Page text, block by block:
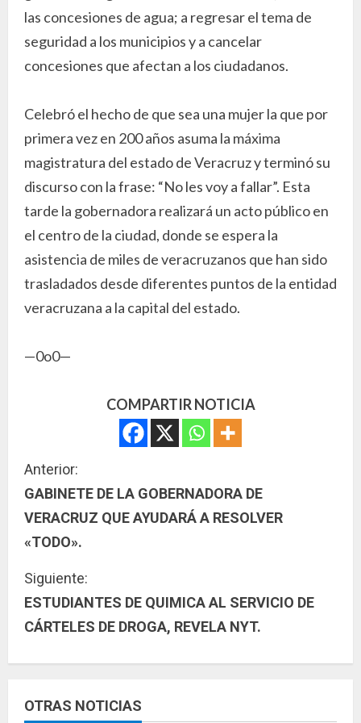
las concesiones de agua; a regresar el tema de
seguridad a los municipios y a cancelar
concesiones que afectan a los ciudadanos.
Celebró el hecho de que sea una mujer la que por
primera vez en 200 años asuma la máxima
magistratura del estado de Veracruz y terminó su
discurso con la frase: “No les voy a fallar”. Esta
tarde la gobernadora realizará un acto público en
el centro de la ciudad, donde se espera la
asistencia de miles de veracruzanos que han sido
trasladados desde diferentes puntos de la entidad
veracruzana a la capital del estado.
—0o0—
COMPARTIR NOTICIA
S
i
g
u
e
y
Anterior:
GABINETE DE LA GOBERNADORA DE
VERACRUZ QUE AYUDARÁ A RESOLVER
«TODO».
Siguiente:
ESTUDIANTES DE QUIMICA AL SERVICIO DE
CÁRTELES DE DROGA, REVELA NYT.
OTRAS NOTICIAS